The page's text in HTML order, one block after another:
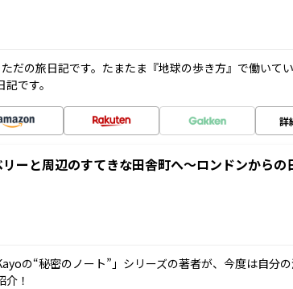
だの旅日記です。たまたま『地球の歩き方』で働いて
です。
詳
ーと周辺のすてきな田舎町へ～ロンドンからの
の“秘密のノート”」シリーズの著者が、今度は自分
！